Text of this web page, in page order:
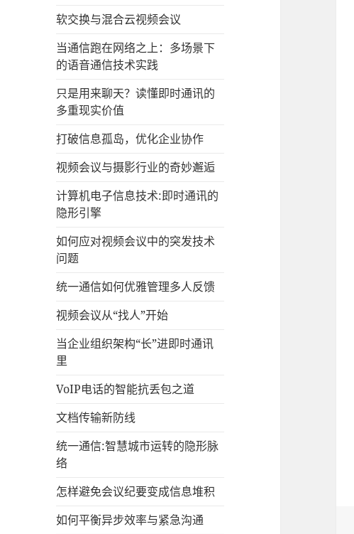
软交换与混合云视频会议
当通信跑在网络之上：多场景下
的语音通信技术实践
只是用来聊天？读懂即时通讯的
多重现实价值
打破信息孤岛，优化企业协作
视频会议与摄影行业的奇妙邂逅
计算机电子信息技术:即时通讯的
隐形引擎
如何应对视频会议中的突发技术
问题
统一通信如何优雅管理多人反馈
视频会议从“找人”开始
当企业组织架构“长”进即时通讯
里
VoIP电话的智能抗丢包之道
文档传输新防线
统一通信:智慧城市运转的隐形脉
络
怎样避免会议纪要变成信息堆积
如何平衡异步效率与紧急沟通